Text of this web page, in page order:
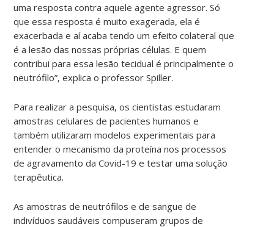
uma resposta contra aquele agente agressor. Só
que essa resposta é muito exagerada, ela é
exacerbada e aí acaba tendo um efeito colateral que
é a lesão das nossas próprias células. E quem
contribui para essa lesão tecidual é principalmente o
neutrófilo”, explica o professor Spiller.
Para realizar a pesquisa, os cientistas estudaram
amostras celulares de pacientes humanos e
também utilizaram modelos experimentais para
entender o mecanismo da proteína nos processos
de agravamento da Covid-19 e testar uma solução
terapêutica.
As amostras de neutrófilos e de sangue de
indivíduos saudáveis compuseram grupos de